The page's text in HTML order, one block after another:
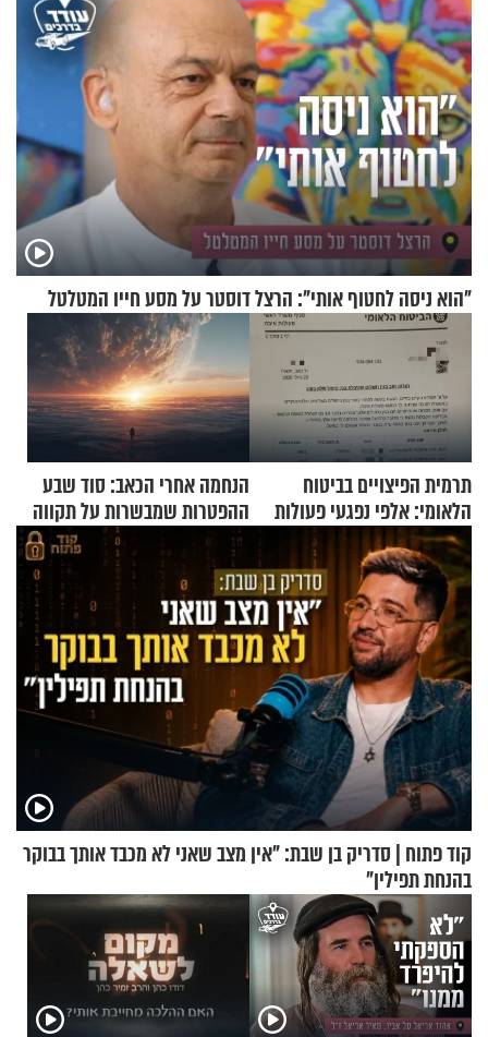
"הוא ניסה לחטוף אותי": הרצל דוסטר על מסע חייו המטלטל
תרמית הפיצויים בביטוח
הלאומי: אלפי נפגעי פעולות
איבה קיבלו כספים במירמה
הנחמה אחרי הכאב: סוד שבע
ההפטרות שמבשרות על תקווה
וגאולה
קוד פתוח | סדריק בן שבת: "אין מצב שאני לא מכבד אותך בבוקר
בהנחת תפילין"